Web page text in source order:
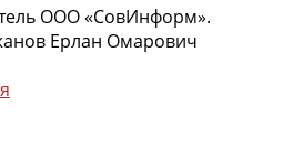
ООО «СовИнформ».
Ерлан Омарович